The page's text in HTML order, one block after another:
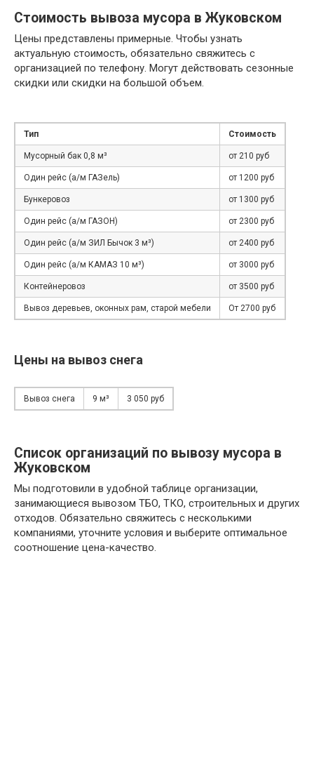
Стоимость вывоза мусора в Жуковском
Цены представлены примерные. Чтобы узнать
актуальную стоимость, обязательно свяжитесь с
организацией по телефону. Могут действовать сезонные
скидки или скидки на большой объем.
Тип Стоимость
Мусорный бак 0,8 м³ от 210 руб
Один рейс (а/м ГАЗель) от 1200 руб
Бункеровоз от 1300 руб
Один рейс (а/м ГАЗОН) от 2300 руб
Один рейс (а/м ЗИЛ Бычок 3 м³) от 2400 руб
Один рейс (а/м КАМАЗ 10 м³) от 3000 руб
Контейнеровоз от 3500 руб
Вывоз деревьев, оконных рам, старой мебели От 2700 руб
Цены на вывоз снега
Вывоз снега 9 м³ 3 050 руб
Список организаций по вывозу мусора в
Жуковском
Мы подготовили в удобной таблице организации,
занимающиеся вывозом ТБО, ТКО, строительных и других
отходов. Обязательно свяжитесь с несколькими
компаниями, уточните условия и выберите оптимальное
соотношение цена-качество.